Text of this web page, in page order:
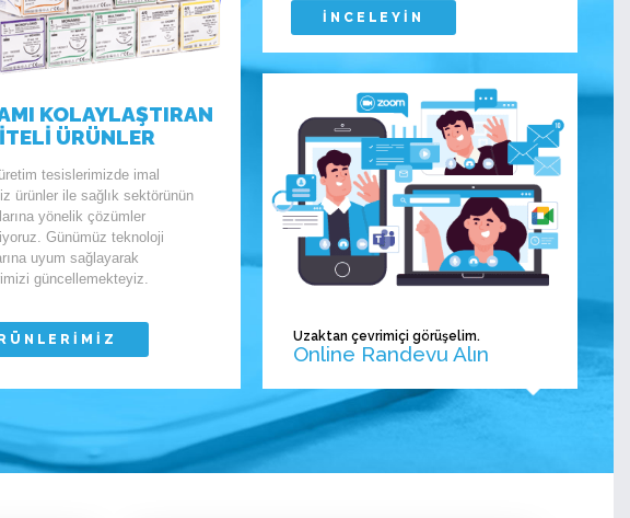
KOLAYLAŞTIRAN
ÜRÜNLER
tesislerimizde imal
ürünler ile sağlık sektörünün
yönelik çözümler
Günümüz teknoloji
uyum sağlayarak
güncellemekteyiz.
İNCELEYİN
Uzaktan çevrimiçi görüşelim.
Online Randevu Alın